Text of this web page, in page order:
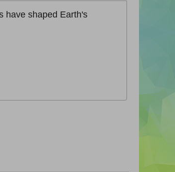
have shaped Earth's